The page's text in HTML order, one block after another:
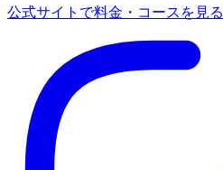
公式サイトで料金・コースを見る